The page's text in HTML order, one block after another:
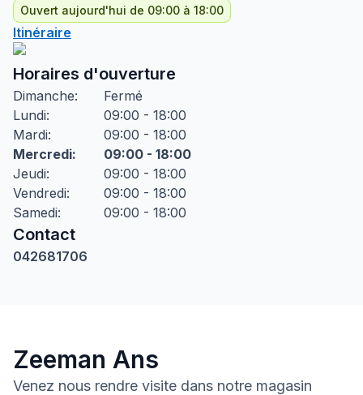
Ouvert aujourd'hui de 09:00 à 18:00
Itinéraire
Horaires d'ouverture
Dimanche:
Fermé
Lundi:
09:00 - 18:00
Mardi:
09:00 - 18:00
Mercredi:
09:00 - 18:00
Jeudi:
09:00 - 18:00
Vendredi:
09:00 - 18:00
Samedi: 09:00 - 18:00
Contact
042681706
Zeeman Ans
Venez nous rendre visite dans notre magasin